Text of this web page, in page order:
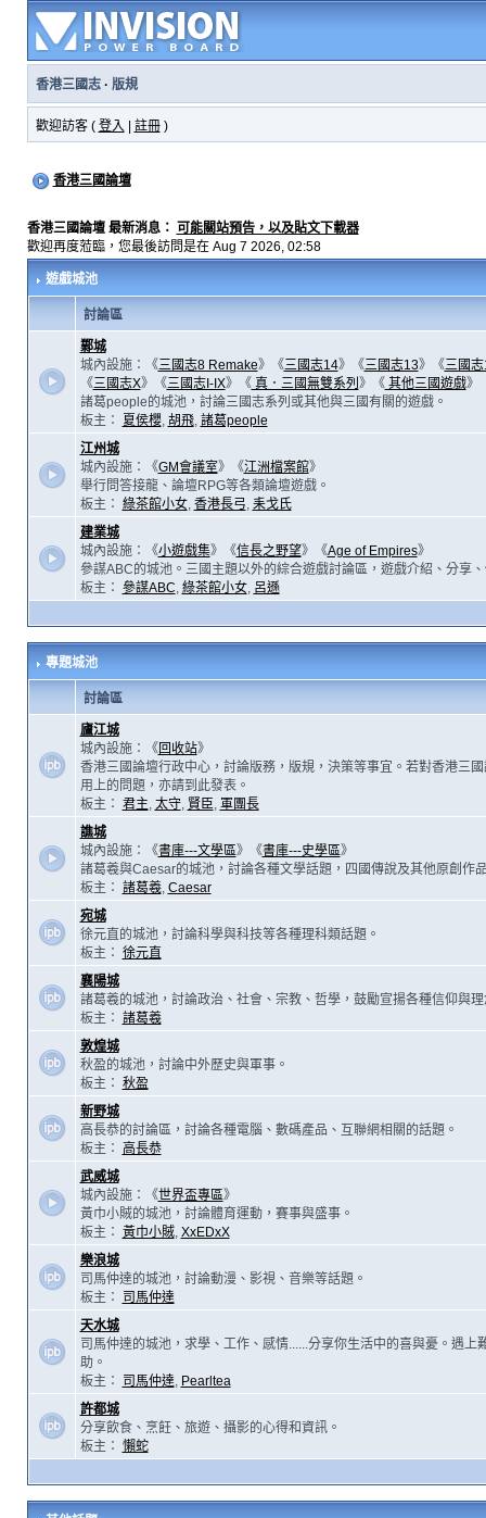
香港三國志· 版規
歡迎訪客 ( 登入 註冊)
香港三國論壇
香港三國論壇 最新消息： 可能關站預告，以及貼文下載器
歡迎再度蒞臨，您最後訪問是在 Aug 7 2026, 02:58
遊戲城池
討論區
鄴城
城內設施：《三國志8 Remake》《三國志14》《三國志13》《三國
《三國志X》《三國志I-IX》《真．三國無雙系列 》《其他三國遊戲》
諸葛people的城池，討論三國志系列或其他與三國有關的遊戲。
板主：
夏侯櫻, 胡飛, 諸葛people
江州城
城內設施：《GM會議室》《江洲檔案館》
舉行問答接龍、論壇RPG等各類論壇遊戲。
板主： 綠茶館小女, 香港長弓, 耒戈氏
建業城
城內設施：《小遊戲集》《信長之野望》《Age of Empires》
參謀ABC的城池。三國主題以外的綜合遊戲討論區，遊戲介紹、分享
板主： 參謀ABC, 綠茶館小女, 呂遜
專題城池
討論區
廬江城
城內設施：《回收站》
香港三國論壇行政中心，討論版務，版規，決策等事宜。若對香港三
用上的問題，亦請到此發表。
板主： 君主, 太守, 賢臣, 軍團長
譙城
城內設施：《書庫---文學區》《書庫---史學區》
諸葛羲與Caesar的城池，討論各種文學話題，四國傳說及其他原創作
板主： 諸葛羲, Caesar
宛城
徐元直的城池，討論科學與科技等各種理科類話題。
板主： 徐元直
襄陽城
諸葛羲的城池，討論政治、社會、宗教、哲學，鼓勵宣揚各種信仰與理
板主： 諸葛羲
敦煌城
秋盈的城池，討論中外歷史與軍事。
板主： 秋盈
新野城
高長恭的討論區，討論各種電腦、數碼產品、互聯網相關的話題。
板主：
高長恭
武威城
城內設施：《世界盃專區》
黃巾小賊的城池，討論體育運動，賽事與盛事。
板主： 黃巾小賊, XxEDxX
樂浪城
司馬仲達的城池，討論動漫、影視、音樂等話題。
板主：
司馬仲達
天水城
司馬仲達的城池，求學、工作、感情......分享你生活中的喜與憂。遇上
助。
板主：
司馬仲達, Pearltea
許都城
分享飲食、烹飪、旅遊、攝影的心得和資訊。
板主： 懶蛇